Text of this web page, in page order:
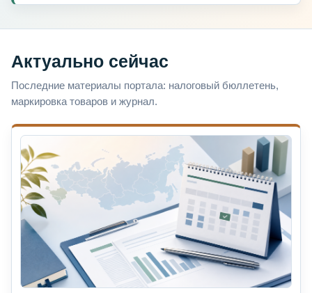
Актуально сейчас
Последние материалы портала: налоговый бюллетень,
маркировка товаров и журнал.